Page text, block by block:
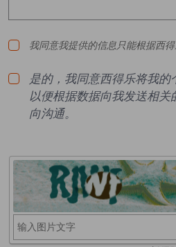
我同意我提供的信息只能根据西
是的，我同意西得乐将我的
以便根据数据向我发送相
向沟通。